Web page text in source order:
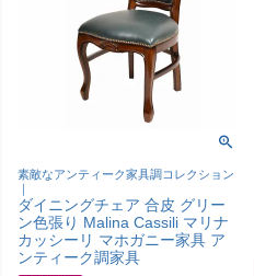
素敵なアンティーク家具調コレクション
｜
ダイニングチェア 合皮 グリー
ン色張り Malina Cassili マリナ
カッシーリ マホガニー家具 ア
ンティーク調家具